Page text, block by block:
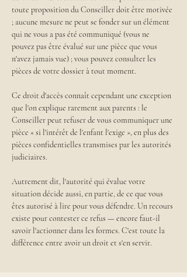
toute proposition du Conseiller doit être motivée
; aucune mesure ne peut se fonder sur un élément
qui ne vous a pas été communiqué (vous ne
pouvez pas être évalué sur une pièce que vous
n'avez jamais vue) ; vous pouvez consulter les
pièces de votre dossier à tout moment.
Ce droit d'accès connaît cependant une exception
que l'on explique rarement aux parents : le
Conseiller peut refuser de vous communiquer une
pièce « si l'intérêt de l'enfant l'exige », en plus des
pièces confidentielles transmises par les autorités
judiciaires.
Autrement dit, l'autorité qui évalue votre
situation décide aussi, en partie, de ce que vous
êtes autorisé à lire pour vous défendre. Un recours
existe pour contester ce refus — encore faut-il
savoir l'actionner dans les formes. C'est toute la
différence entre avoir un droit et s'en servir.